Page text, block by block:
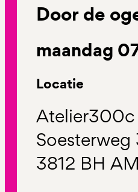
Door de
maandag
Locatie
3812 BH